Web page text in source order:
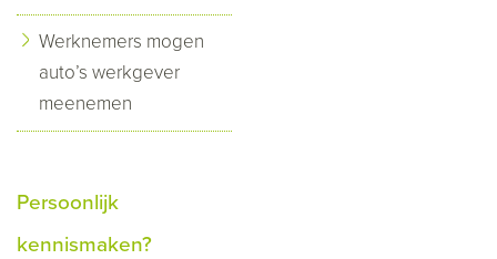
Werknemers mogen
auto’s werkgever
meenemen
Persoonlijk
kennismaken?